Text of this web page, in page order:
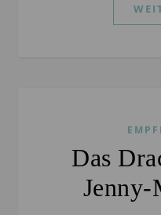
Das
Jenny-